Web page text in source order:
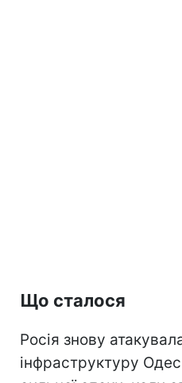
Що сталося
Росія знову
інфраструктуру